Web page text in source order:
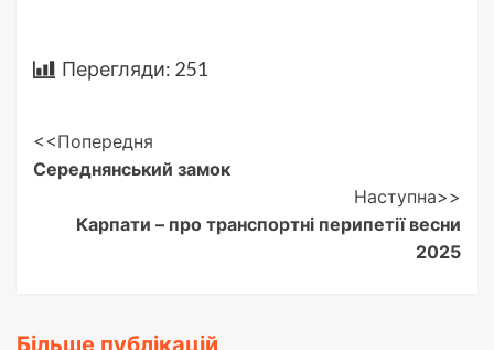
Перегляди: 251
Post
Navigation
<<Попередня
Середнянський замок
Наступна>>
Карпати – про транспортні перипетії весни
2025
Більше публікацій